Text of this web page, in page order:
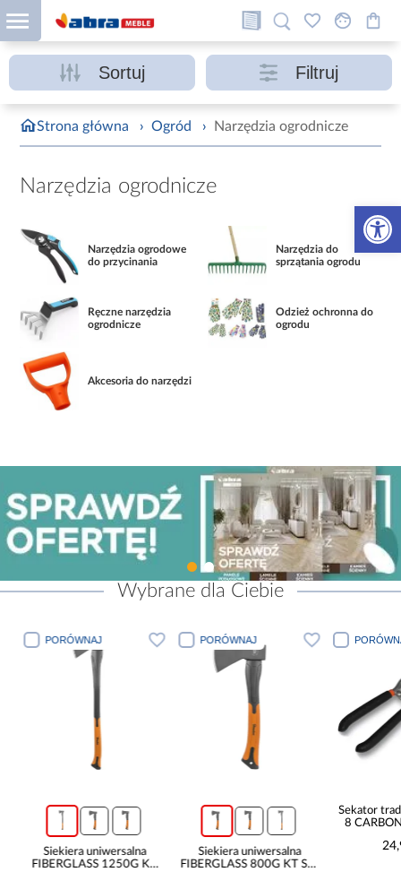
Otwórz
Sortuj Filtruj
Strona główna › Ogród › Narzędzia ogrodnicze
Narzędzia ogrodnicze
Narzędzia ogrodowe
do przycinania
Narzędzia do
sprzątania ogrodu
Ręczne narzędzia
ogrodnicze
Odzież ochronna do
ogrodu
Akcesoria do narzędzi
Wybrane dla Ciebie
PORÓWNAJ
Siekiera uniwersalna
FIBERGLASS 1250G KT
PORÓWNAJ
Siekiera uniwersalna
FIBERGLASS 800G KT SF-
Sekator
8